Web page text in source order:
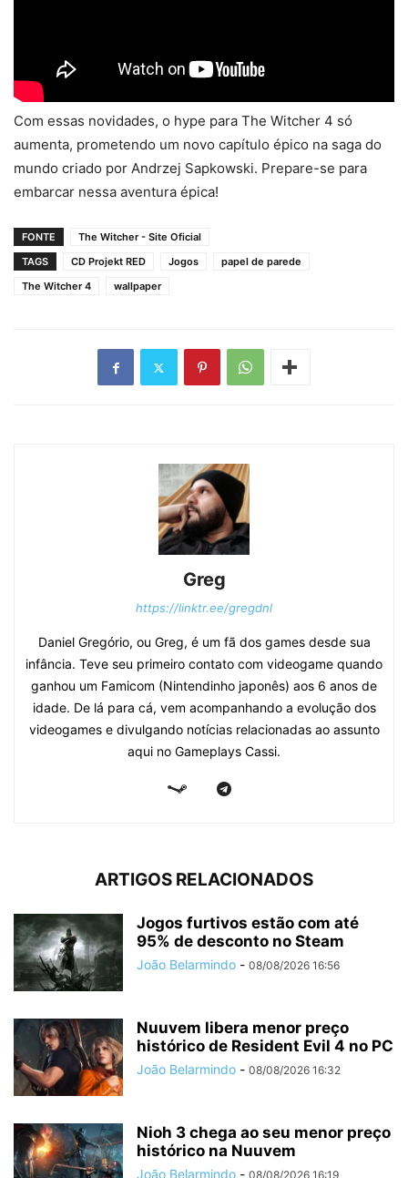
Com essas novidades, o hype para The Witcher 4 só
aumenta, prometendo um novo capítulo épico na saga do
mundo criado por Andrzej Sapkowski. Prepare-se para
embarcar nessa aventura épica!
FONTE
The Witcher - Site Oficial
TAGS
CD Projekt RED Jogos
papel de parede
The Witcher 4
wallpaper
Greg
https://linktr.ee/gregdnl
Daniel Gregório, ou Greg, é um fã dos games desde sua
infância. Teve seu primeiro contato com videogame quando
ganhou um Famicom (Nintendinho japonês) aos 6 anos de
idade. De lá para cá, vem acompanhando a evolução dos
videogames e divulgando notícias relacionadas ao assunto
aqui no Gameplays Cassi.
ARTIGOS RELACIONADOS
Jogos furtivos estão com até
95% de desconto no Steam
João Belarmindo - 08/08/2026 16:56
Nuuvem libera menor preço
histórico de Resident Evil 4 no PC
João Belarmindo - 08/08/2026 16:32
Nioh 3 chega ao seu menor preço
histórico na Nuuvem
João Belarmindo - 08/08/2026 16:19